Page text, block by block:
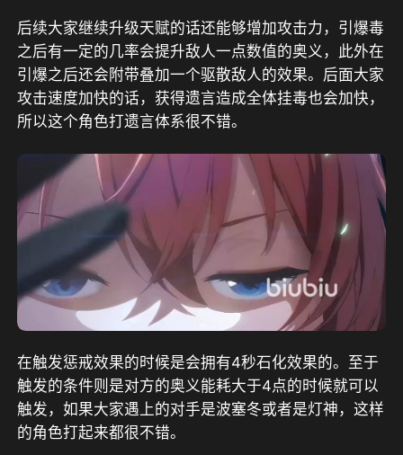
后续大家继续升级天赋的话还能够增加攻击力，引爆毒
之后有一定的几率会提升敌人一点数值的奥义，此外在
引爆之后还会附带叠加一个驱散敌人的效果。后面大家
攻击速度加快的话，获得遗言造成全体挂毒也会加快，
所以这个角色打遗言体系很不错。
在触发惩戒效果的时候是会拥有4秒石化效果的。至于
触发的条件则是对方的奥义能耗大于4点的时候就可以
触发，如果大家遇上的对手是波塞冬或者是灯神，这样
的角色打起来都很不错。